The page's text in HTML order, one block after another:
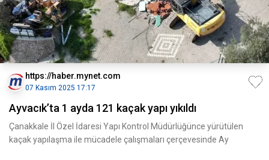
https://haber.mynet.com
07 Kasım 2025 17:17
Ayvacık’ta 1 ayda 121 kaçak yapı yıkıldı
Çanakkale İl Özel İdaresi Yapı Kontrol Müdürlüğünce yürütülen
kaçak yapılaşma ile mücadele çalışmaları çerçevesinde Ay